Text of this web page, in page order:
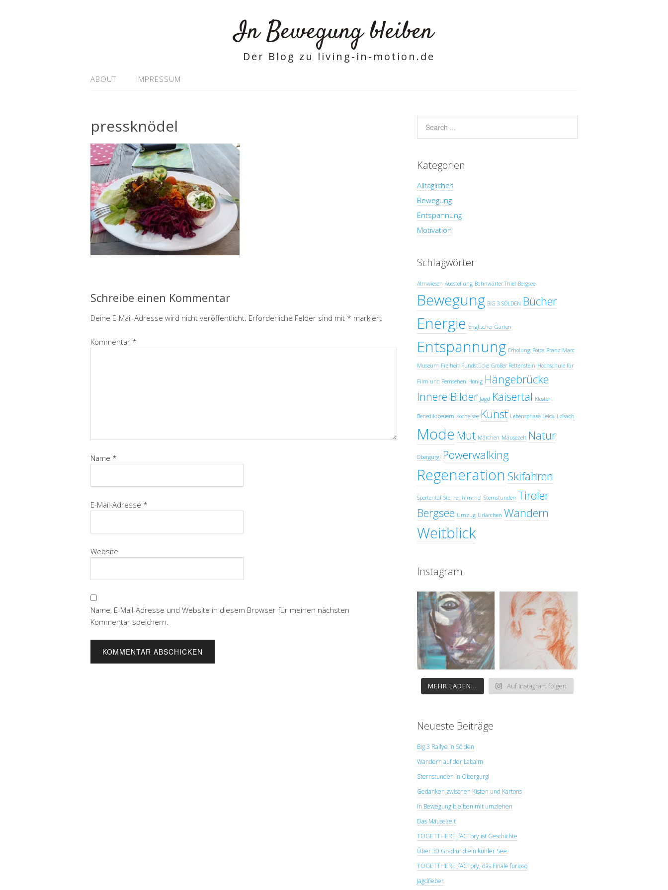
In Bewegung bleiben
Der Blog zu living-in-motion.de
ABOUT IMPRESSUM
pressknödel
Schreibe einen Kommentar
Deine E-Mail-Adresse wird nicht veröffentlicht. Erforderliche Felder sind mit * markiert
Kommentar *
Name *
E-Mail-Adresse *
Website
Name, E-Mail-Adresse und Website in diesem Browser für meinen nächsten
Kommentar speichern.
Kategorien
Alltägliches
Bewegung
Entspannung
Motivation
Schlagwörter
Almwiesen Ausstellung Bahnwärter Thiel Bergsee
Bewegung BIG 3 SÖLDEN Bücher
Energie Englischer Garten
Entspannung Erholung Fotos Franz Marc
Museum Freiheit Fundstücke Großer Rettenstein Hochschule für
Film und Fernsehen Honig Hängebrücke
Innere Bilder Jagd Kaisertal Kloster
Benediktbeuern Kochelsee Kunst Lebensphase Leica Loisach
Mode Mut Märchen Mäusezelt Natur
Obergurgl Powerwalking
Regeneration Skifahren
Spertental Sternenhimmel Sternstunden Tiroler
Bergsee Umzug Urlärchen Wandern
Weitblick
Instagram
MEHR LADEN... Auf Instagram folgen
Neueste Beiträge
Big 3 Rallye in Sölden
Wandern auf der Labalm
Sternstunden in Obergurgl
Gedanken zwischen Kisten und Kartons
In Bewegung bleiben mit umziehen
Das Mäusezelt
TOGETTHERE_fACTory ist Geschichte
Über 30 Grad und ein kühler See
TOGETTHERE_fACTory, das Finale furioso
Jagdfieber